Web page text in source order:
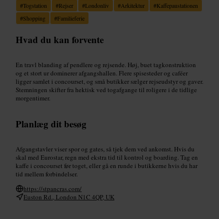
#Togstation #Rejser #Londonliv #Arkitektur #Kaffepaustationen
#Shopping #Familieferie
Hvad du kan forvente
En travl blanding af pendlere og rejsende. Høj, buet tagkonstruktion
og et stort ur dominerer afgangshallen. Flere spisesteder og caféer
ligger samlet i concourset, og små butikker sælger rejseudstyr og gaver.
Stemningen skifter fra hektisk ved togafgange til roligere i de tidlige
morgentimer.
Planlæg dit besøg
Afgangstavler viser spor og gates, så tjek dem ved ankomst. Hvis du
skal med Eurostar, regn med ekstra tid til kontrol og boarding. Tag en
kaffe i concourset før toget, eller gå en runde i butikkerne hvis du har
tid mellem forbindelser.
https://stpancras.com/
Euston Rd., London N1C 4QP, UK